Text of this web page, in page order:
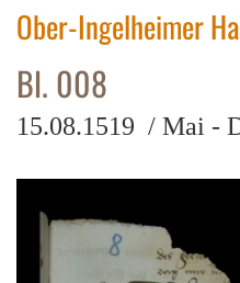
Ober-Ingelheimer
Bl. 008
15.08.1519 / Mai -